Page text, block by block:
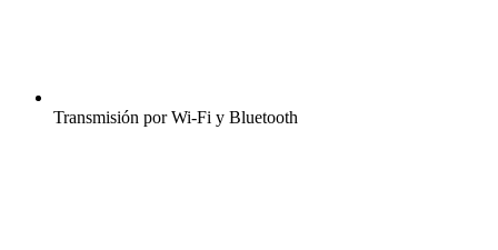
Transmisión por Wi-Fi y Bluetooth